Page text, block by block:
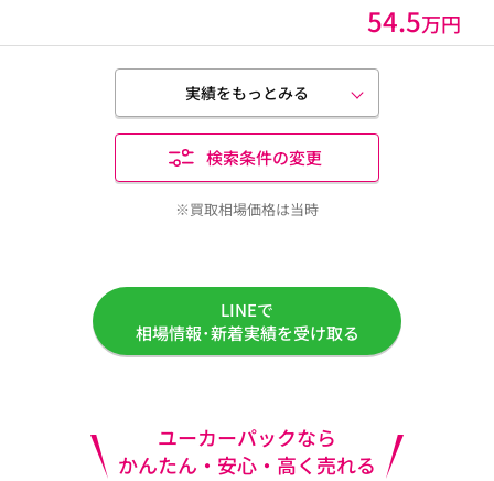
54.5万円
実績をもっとみる
検索条件の変更
※買取相場価格は当時
LINEで
相場情報･新着実績を受け取る
ユーカーパックなら
かんたん・安心・高く売れる